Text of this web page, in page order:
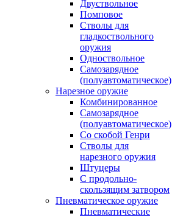
Двуствольное
Помповое
Стволы для
гладкоствольного
оружия
Одноствольное
Самозарядное
(полуавтоматическое)
Нарезное оружие
Комбинированное
Самозарядное
(полуавтоматическое)
Со скобой Генри
Стволы для
нарезного оружия
Штуцеры
С продольно-
скользящим затвором
Пневматическое оружие
Пневматические